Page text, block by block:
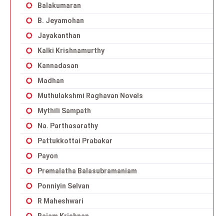
Balakumaran
B. Jeyamohan
Jayakanthan
Kalki Krishnamurthy
Kannadasan
Madhan
Muthulakshmi Raghavan Novels
Mythili Sampath
Na. Parthasarathy
Pattukkottai Prabakar
Payon
Premalatha Balasubramaniam
Ponniyin Selvan
R Maheshwari